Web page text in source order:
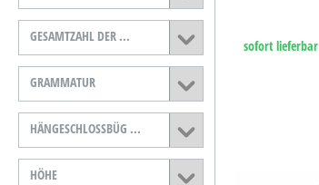
GESAMTZAHL DER ...
GRAMMATUR
HÄNGESCHLOSSBÜG ...
HÖHE
sofort lieferbar